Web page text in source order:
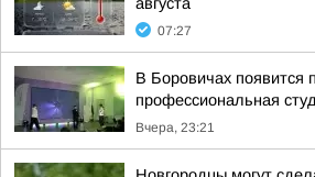
07:27
В Боровичах появится
профессиональная
Вчера, 23:21